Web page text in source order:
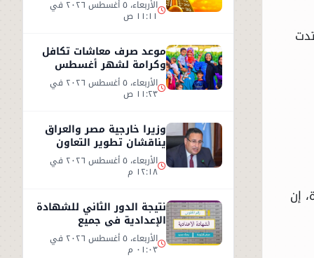
إن
أغسطس 2026 الأربعاء، ٥ أغسطس ٢٠٢٦ في
١١:١١ ص
موعد صرف معاشات تكافل
وكرامة لشهر أغسطس
2026.. رابط الاستعلام
الرسمي الأربعاء، ٥ أغسطس ٢٠٢٦ في
١١:٢٣ ص
وزيرا خارجية مصر والعراق
يناقشان تطوير التعاون
الثنائي في مختلف المجالات
الأربعاء، ٥ أغسطس ٢٠٢٦ في
١٢:١٨ م
نتيجة الدور الثاني للشهادة
الإعدادية في جميع
المحافظات الأربعاء، ٥ أغسطس ٢٠٢٦ في
٠١:٠٣ م